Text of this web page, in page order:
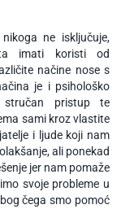
ne isključuje,
imati koristi od
načine nose s
je i psihološko
stručan pristup te
sami kroz vlastite
i ljude koji nam
ali ponekad
jer nam pomaže
svoje probleme u
čega smo pomoć